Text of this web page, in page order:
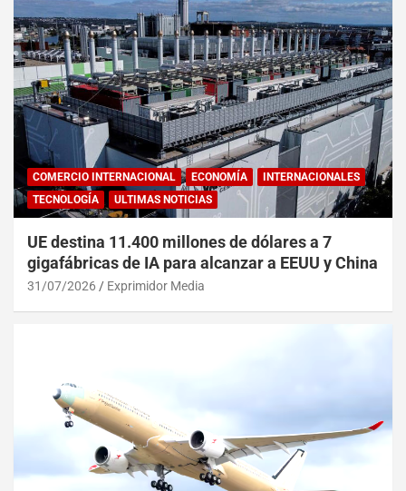
COMERCIO INTERNACIONAL ECONOMÍA
INTERNACIONALES
TECNOLOGÍA
ULTIMAS NOTICIAS
UE destina 11.400 millones de dólares a 7
gigafábricas de IA para alcanzar a EEUU y China
31/07/2026 Exprimidor Media